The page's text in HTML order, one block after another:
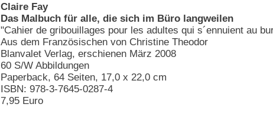
Claire Fay
Das Malbuch für alle, die sich im Büro langweilen
"Cahier de gribouillages pour les adultes qui s´ennuient au
Aus dem Französischen von Christine Theodor
Blanvalet Verlag, erschienen März 2008
60 S/W Abbildungen
Paperback, 64 Seiten, 17,0 x 22,0 cm
ISBN: 978-3-7645-0287-4
7,95 Euro